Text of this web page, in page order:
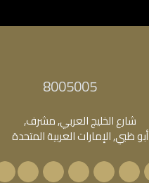
‎8005005‎
شارع الخليج العربي, مشرف,
أبو ظبي, الإمارات العربية المتحدة